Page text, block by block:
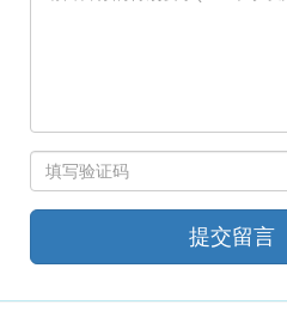
提交留言